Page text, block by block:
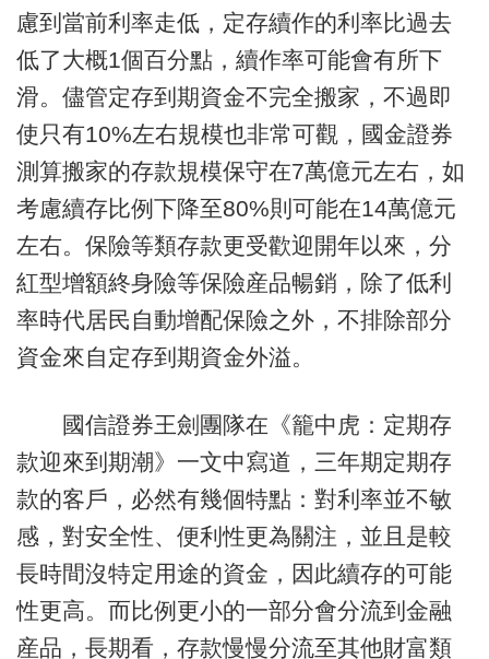
慮到當前利率走低，定存續作的利率比過去
低了大概1個百分點，續作率可能會有所下
滑。儘管定存到期資金不完全搬家，不過即
使只有10%左右規模也非常可觀，國金證券
測算搬家的存款規模保守在7萬億元左右，如
考慮續存比例下降至80%則可能在14萬億元
左右。保險等類存款更受歡迎開年以來，分
紅型增額終身險等保險産品暢銷，除了低利
率時代居民自動增配保險之外，不排除部分
資金來自定存到期資金外溢。
國信證券王劍團隊在《籠中虎：定期存
款迎來到期潮》一文中寫道，三年期定期存
款的客戶，必然有幾個特點：對利率並不敏
感，對安全性、便利性更為關注，並且是較
長時間沒特定用途的資金，因此續存的可能
性更高。而比例更小的一部分會分流到金融
産品，長期看，存款慢慢分流至其他財富類